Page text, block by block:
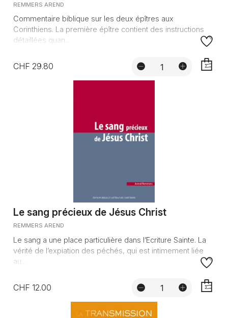
REMMERS AREND
Commentaire biblique sur les deux épîtres aux
Corinthiens. La première épître contient des instructions
détaillées quan...
CHF 29.80
Le sang précieux de Jésus Christ
REMMERS AREND
Le sang a une place particulière dans l’Ecriture Sainte. La
vérité de l’expiation des péchés, qui est intimement liée
au...
CHF 12.00